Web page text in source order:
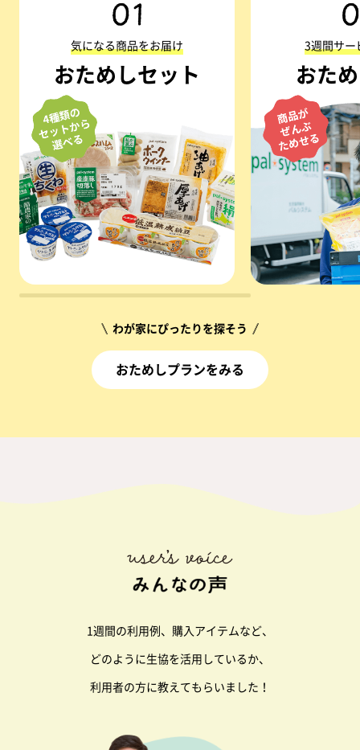
気になる商品をお届け
おためしセット
3週間サー
おた
＼ わが家にぴったりを探そう ／
おためしプランをみる
1週間の利用例、購入アイテムなど、
どのように生協を活用しているか、
利用者の方に教えてもらいました！